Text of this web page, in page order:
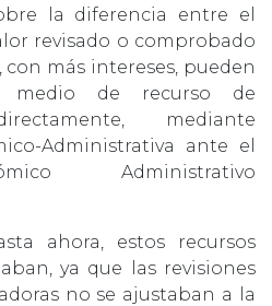
la diferencia entre el
revisado o comprobado
más intereses, pueden
medio de recurso de
mediante
Administrativa ante el
Administrativo
ahora, estos recursos
ya que las revisiones
no se ajustaban a la